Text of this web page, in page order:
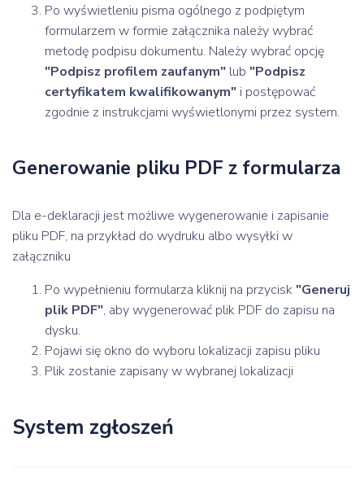
Po wyświetleniu pisma ogólnego z podpiętym
formularzem w formie załącznika należy wybrać
metodę podpisu dokumentu. Należy wybrać opcję
"Podpisz profilem zaufanym" lub "Podpisz
certyfikatem kwalifikowanym" i postępować
zgodnie z instrukcjami wyświetlonymi przez system.
Generowanie pliku PDF z formularza
Dla e-deklaracji jest możliwe wygenerowanie i zapisanie
pliku PDF, na przykład do wydruku albo wysyłki w
załączniku
Po wypełnieniu formularza kliknij na przycisk"Generuj
plik PDF", aby wygenerować plik PDF do zapisu na
dysku.
Pojawi się okno do wyboru lokalizacji zapisu pliku
Plik zostanie zapisany w wybranej lokalizacji
System zgłoszeń